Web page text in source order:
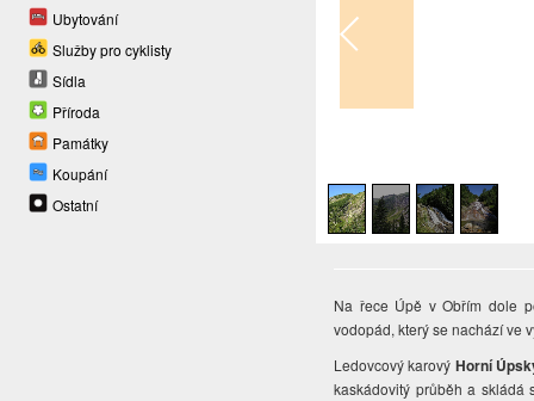
Ubytování
Služby pro cyklisty
Sídla
Příroda
Památky
Koupání
Ostatní
Na řece Úpě v Obřím dole
vodopád, který se nachází ve
Ledovcový karový Horní
kaskádovitý průběh a skládá